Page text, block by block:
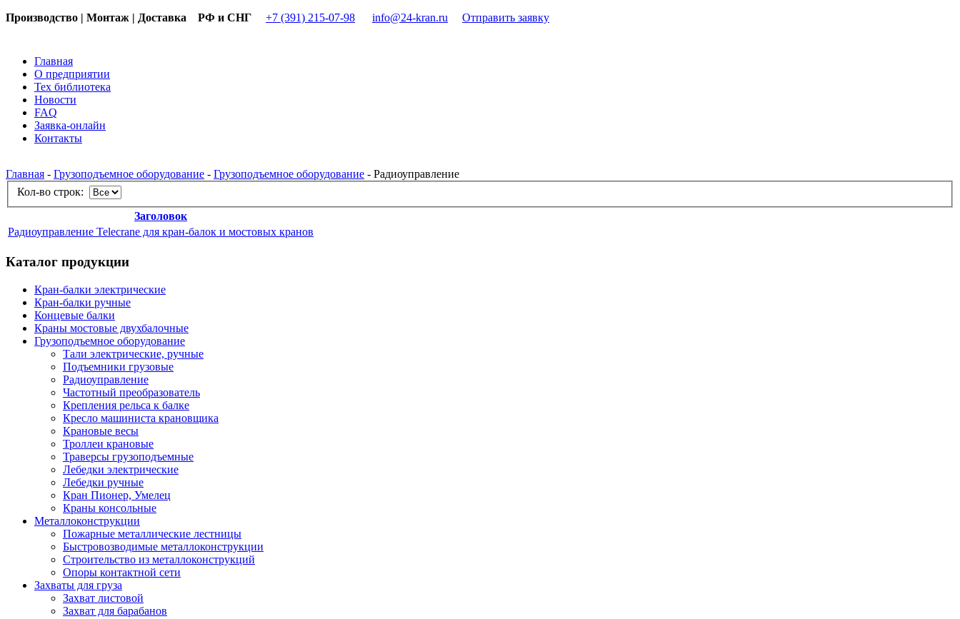
Производство | Монтаж | Доставка РФ и СНГ +7 (391) 215-07-98 info@24-kran.ru Отправить заявку
Главная
О предприятии
Тех библиотека
Новости
FAQ
Заявка-онлайн
Контакты
Главная - Грузоподъемное оборудование - Грузоподъемное оборудование - Радиоуправление
Кол-во строк:
Заголовок
Радиоуправление Telecrane для кран-балок и мостовых кранов
Каталог продукции
Кран-балки электрические
Кран-балки ручные
Концевые балки
Краны мостовые двухбалочные
Грузоподъемное оборудование
Тали электрические, ручные
Подъемники грузовые
Радиоуправление
Частотный преобразователь
Крепления рельса к балке
Кресло машиниста крановщика
Крановые весы
Троллеи крановые
Траверсы грузоподъемные
Лебедки электрические
Лебедки ручные
Кран Пионер, Умелец
Краны консольные
Металлоконструкции
Пожарные металлические лестницы
Быстровозводимые металлоконструкции
Строительство из металлоконструкций
Опоры контактной сети
Захваты для груза
Захват листовой
Захват для барабанов